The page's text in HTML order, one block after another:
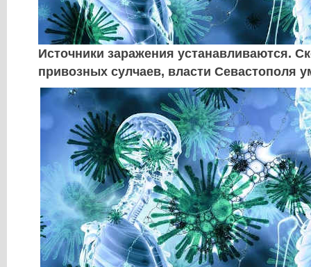
Источники заражения устанавливаются.
привозных сулчаев, власти Севастополя